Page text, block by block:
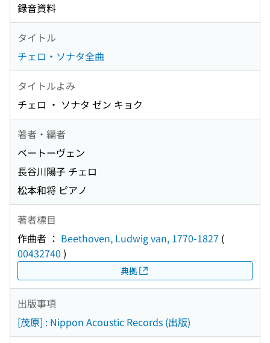
録音資料
タイトル
チェロ・ソナタ全曲
タイトルよみ
チェロ ・ ソナタ ゼン キョク
著者・編者
ベートーヴェン
長谷川陽子 チェロ
松本和将 ピアノ
著者標目
作曲者 ： Beethoven, Ludwig van, 1770-1827 (
00432740 )
典拠
出版事項
[茂原] : Nippon Acoustic Records (出版)